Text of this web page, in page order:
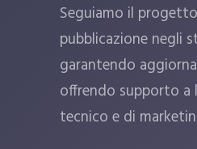
Seguiamo il
pubblicazione negli
garantendo
offrendo supporto a
tecnico e di